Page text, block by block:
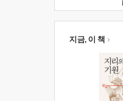
지금, 이 책